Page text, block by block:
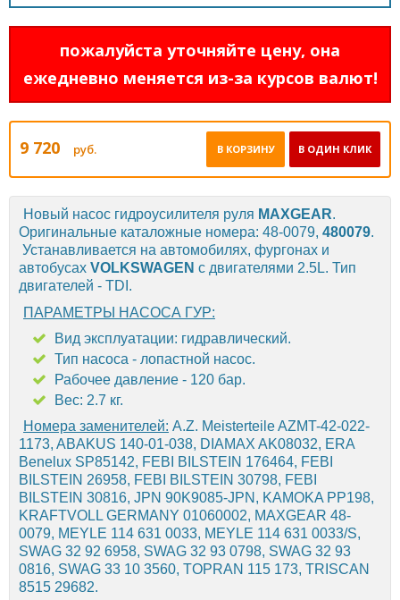
пожалуйста уточняйте цену, она
ежедневно меняется из-за курсов валют!
9 720 руб. В ОДИН КЛИК
В КОРЗИНУ
Новый насос гидроусилителя руля MAXGEAR.
Оригинальные каталожные номера: 48-0079, 480079.
Устанавливается на автомобилях, фургонах и
автобусах VOLKSWAGEN с двигателями 2.5L. Тип
двигателей - TDI.
ПАРАМЕТРЫ НАСОСА ГУР:
Вид эксплуатации: гидравлический.
Тип насоса - лопастной насос.
Рабочее давление - 120 бар.
Вес: 2.7 кг.
Номера заменителей: A.Z. Meisterteile AZMT-42-022-
1173, ABAKUS 140-01-038, DIAMAX AK08032, ERA
Benelux SP85142, FEBI BILSTEIN 176464, FEBI
BILSTEIN 26958, FEBI BILSTEIN 30798, FEBI
BILSTEIN 30816, JPN 90K9085-JPN, KAMOKA PP198,
KRAFTVOLL GERMANY 01060002, MAXGEAR 48-
0079, MEYLE 114 631 0033, MEYLE 114 631 0033/S,
SWAG 32 92 6958, SWAG 32 93 0798, SWAG 32 93
0816, SWAG 33 10 3560, TOPRAN 115 173, TRISCAN
8515 29682.